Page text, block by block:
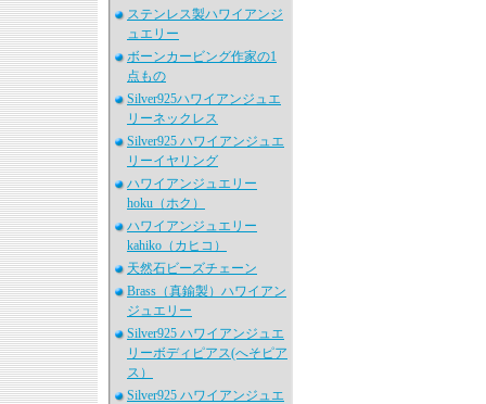
ステンレス製ハワイアンジ
ュエリー
ボーンカービング作家の1
点もの
Silver925ハワイアンジュエ
リーネックレス
Silver925 ハワイアンジュエ
リーイヤリング
ハワイアンジュエリー
hoku（ホク）
ハワイアンジュエリー
kahiko（カヒコ）
天然石ビーズチェーン
Brass（真鍮製）ハワイアン
ジュエリー
Silver925 ハワイアンジュエ
リーボディピアス(へそピア
ス）
Silver925 ハワイアンジュエ